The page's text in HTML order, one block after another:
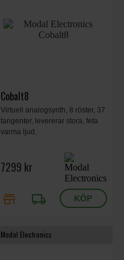
Cobalt8
Virtuell analogsynth, 8 röster, 37
tangenter, levererar stora, feta
varma ljud.
7299 kr
store local_shipping
Modal Electronics